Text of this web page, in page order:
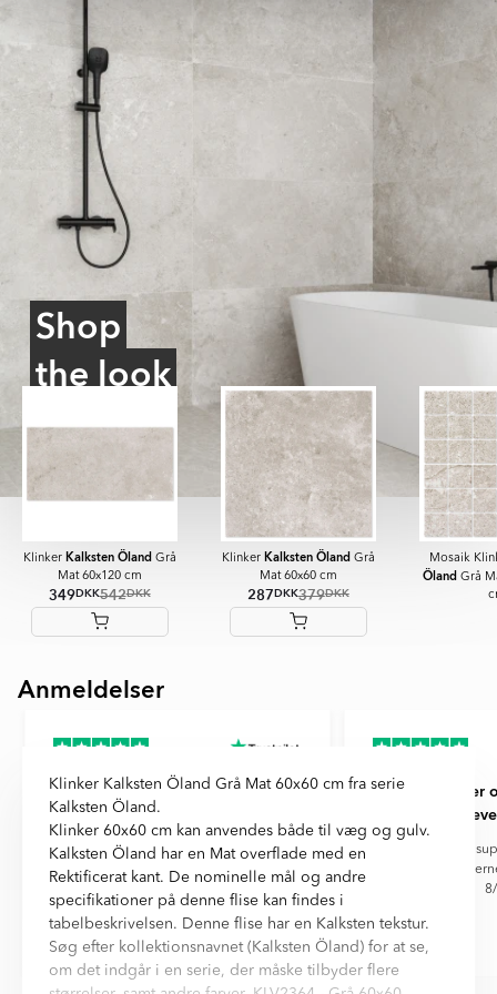
of
Shop
the look
Klinker Kalksten Öland Grå
Mat 60x120 cm
349DKK542DKK
Klinker Kalksten Öland Grå
Mat 60x60 cm
287DKK379DKK
Mosaik
Öland Grå
ItemAnmeldelser
Didde Hornshøj
Meget snilt
Meget snilt, hurtig levering
Anne
Skønne fliser
Skønne fliser og
dage, så fik vi
Klinker Kalksten Öland Grå Mat 60x60 cm fra serie
Kalksten Öland.
Klinker 60x60 cm kan anvendes både til væg og gulv.
Kalksten Öland har en Mat overflade med en
Rektificerat kant. De nominelle mål og andre
specifikationer på denne flise kan findes i
tabelbeskrivelsen. Denne flise har en Kalksten tekstur.
Søg efter kollektionsnavnet (Kalksten Öland) for at se,
om det indgår i en serie, der måske tilbyder flere